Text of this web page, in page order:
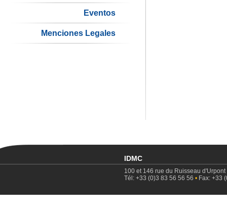
Eventos
Menciones Legales
IDMC
100 et 146 rue du Ruisseau d'Urpont
Tél: +33 (0)3 83 56 56 56 • Fax: +33